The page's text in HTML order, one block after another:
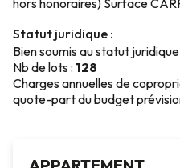
hors honoraires) Surface
Statut juridique :
Bien soumis au statut
Nb de lots : 128
Charges annuelles de
quote-part du budget